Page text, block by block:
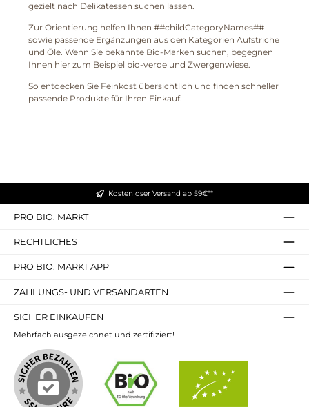
gezielt nach Delikatessen suchen lassen.
Zur Orientierung helfen Ihnen ##childCategoryNames##
sowie passende Ergänzungen aus den Kategorien Aufstriche
und Öle. Wenn Sie bekannte Bio-Marken suchen, begegnen
Ihnen hier zum Beispiel bio-verde und Zwergenwiese.
So entdecken Sie Feinkost übersichtlich und finden schneller
passende Produkte für Ihren Einkauf.
Kostenloser Versand ab 59€**
PRO BIO. MARKT
RECHTLICHES
PRO BIO. MARKT APP
ZAHLUNGS- UND VERSANDARTEN
SICHER EINKAUFEN
Mehrfach ausgezeichnet und zertifiziert!